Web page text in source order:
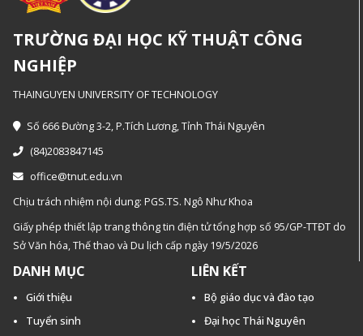
TRƯỜNG ĐẠI HỌC KỸ THUẬT CÔNG
NGHIỆP
THAINGUYEN UNIVERSITY OF TECHNOLOGY
Số 666 Đường 3-2, P.Tích Lương, Tỉnh Thái Nguyên
(84)2083847145
office@tnut.edu.vn
Chịu trách nhiệm nội dung: PGS.TS. Ngô Như Khoa
Giấy phép thiết lập trang thông tin điện tử tổng hợp số 95/GP-TTĐT do
Sở Văn hóa, Thế thao và Du lịch cấp ngày 19/5/2026
DANH MỤC
Giới thiệu
Tuyển sinh
LIÊN KẾT
Bộ giáo dục và đào tạo
Đại học Thái Nguyên